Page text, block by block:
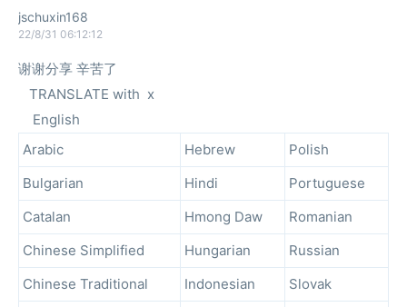
jschuxin168
22/8/31 06:12:12
谢谢分享 辛苦了
TRANSLATE with x
English
Arabic
Hebrew
Polish
Bulgarian
Hindi
Portuguese
Catalan
Hmong Daw
Romanian
Chinese Simplified
Hungarian
Russian
Chinese Traditional
Indonesian
Slovak